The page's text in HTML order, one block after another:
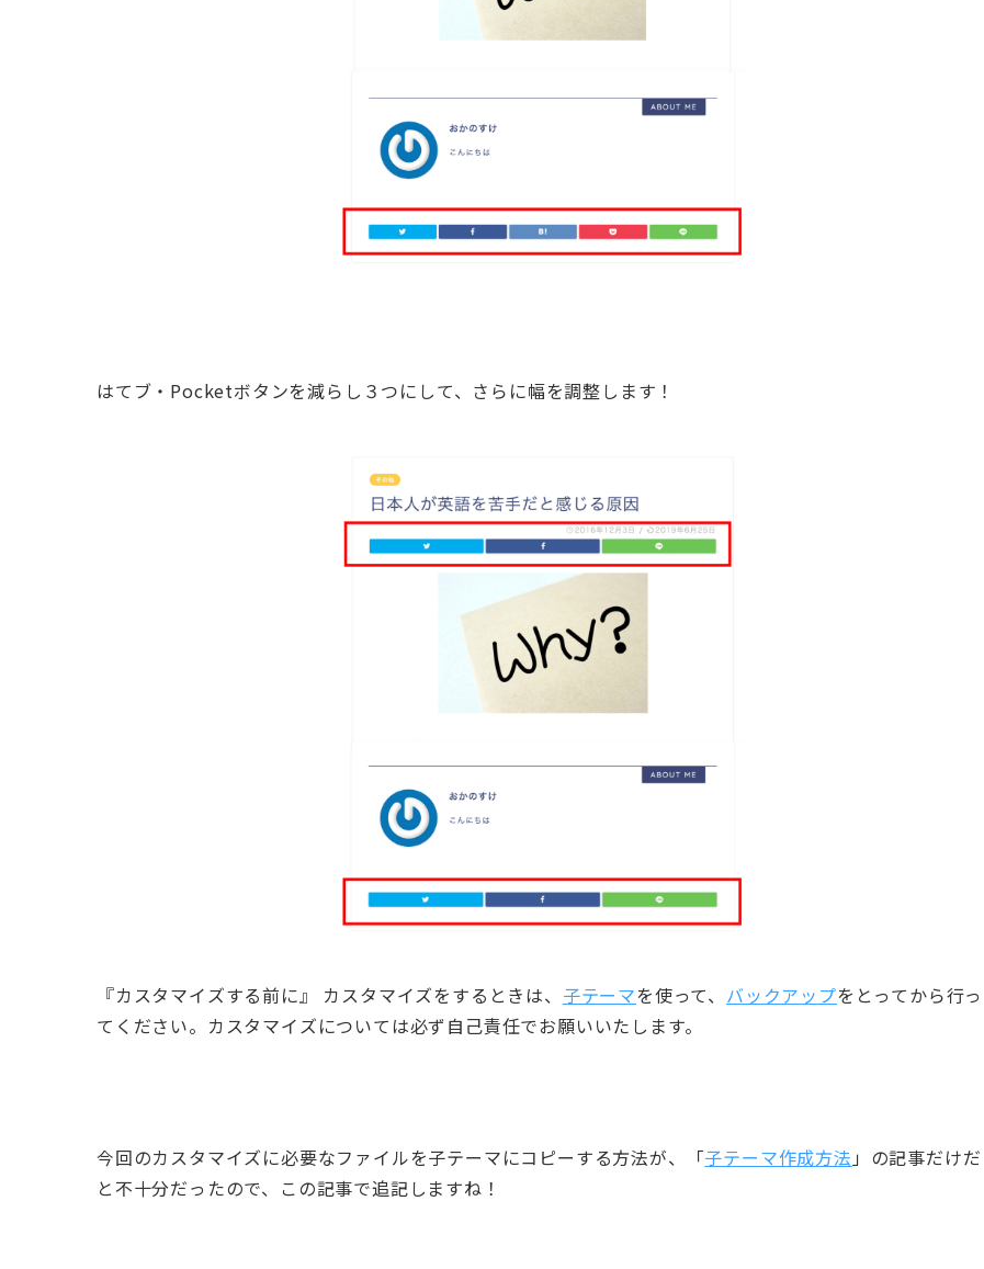
はてブ・Pocketボタンを減らし３つにして、さらに幅を調整します！
『カスタマイズする前に』 カスタマイズをするときは、 子テーマを使って、 バックアップをとってから行っ
てください。カスタマイズについては必ず自己責任でお願いいたします。
今回のカスタマイズに必要なファイルを子テーマにコピーする方法が、「子テーマ作成方法 」の記事だけだ
と不十分だったので、この記事で追記しますね！